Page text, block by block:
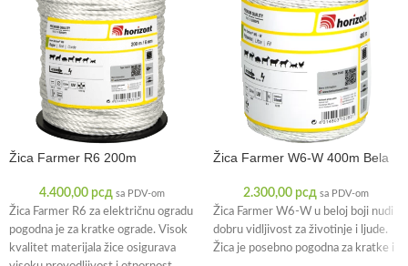
Žica Farmer R6 200m
4.400,00 рсд sa PDV-om
Žica Farmer R6 za električnu ogradu
pogodna je za kratke ograde. Visok
kvalitet materijala žice osigurava
Žica Farmer W6-W 400m Bela
2.300,00 рсд sa PDV-om
Žica Farmer W6-W u beloj boji nudi
dobru vidljivost za životinje i ljude.
Žica je posebno pogodna za kratke i